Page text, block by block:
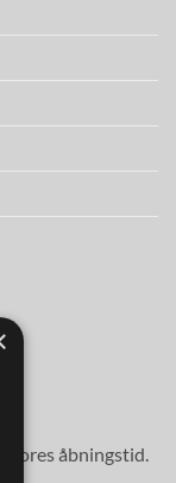
vores åbningstid.